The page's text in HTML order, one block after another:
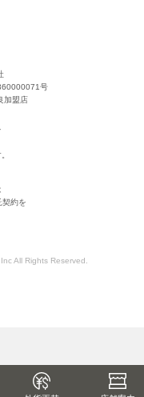
号
加盟店
約を
All Rights Reserved.